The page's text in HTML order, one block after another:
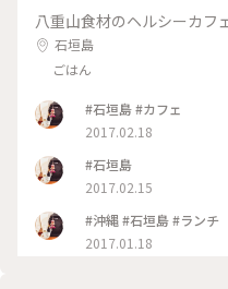
八重山食材のヘルシーカフ
石垣島
ごはん
#石垣島 #カフェ
2017.02.18
#石垣島
2017.02.15
#沖縄 #石垣島 #ランチ
2017.01.18